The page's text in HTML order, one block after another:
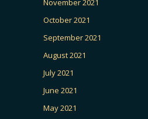
November 2021
October 2021
September 2021
August 2021
July 2021
June 2021
May 2021